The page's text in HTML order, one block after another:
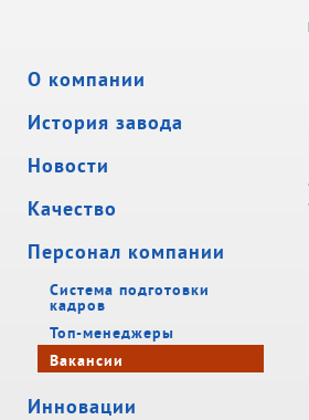
О компании
История завода
Новости
Качество
Персонал компании
Система подготовки
кадров
Топ-менеджеры
Вакансии
Инновации